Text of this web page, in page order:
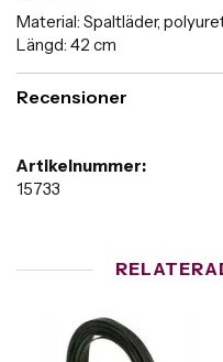
Material: Spaltläder,
Längd: 42 cm
Recensioner
Artikelnummer:
15733